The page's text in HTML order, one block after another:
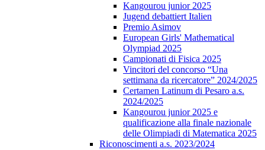
Kangourou junior 2025
Jugend debattiert Italien
Premio Asimov
European Girls' Mathematical
Olympiad 2025
Campionati di Fisica 2025
Vincitori del concorso “Una
settimana da ricercatore” 2024/2025
Certamen Latinum di Pesaro a.s.
2024/2025
Kangourou junior 2025 e
qualificazione alla finale nazionale
delle Olimpiadi di Matematica 2025
Riconoscimenti a.s. 2023/2024